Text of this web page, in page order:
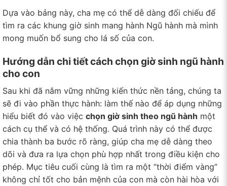
Dựa vào bảng này, cha mẹ có thể dễ dàng đối chiếu để
tìm ra các khung giờ sinh mang hành Ngũ hành mà mình
mong muốn bổ sung cho lá số của con.
Hướng dẫn chi tiết cách chọn giờ sinh ngũ hành
cho con
Sau khi đã nắm vững những kiến thức nền tảng, chúng ta
sẽ đi vào phần thực hành: làm thế nào để áp dụng những
hiểu biết đó vào việc chọn giờ sinh theo ngũ hành một
cách cụ thể và có hệ thống. Quá trình này có thể được
chia thành ba bước rõ ràng, giúp cha mẹ dễ dàng theo
dõi và đưa ra lựa chọn phù hợp nhất trong điều kiện cho
phép. Mục tiêu cuối cùng là tìm ra một “thời điểm vàng”
không chỉ tốt cho bản mệnh của con mà còn hài hòa với